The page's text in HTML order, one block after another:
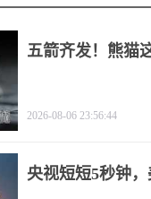
五箭齐发！熊猫
2026-08-06 23:56:44
央视短短5秒钟